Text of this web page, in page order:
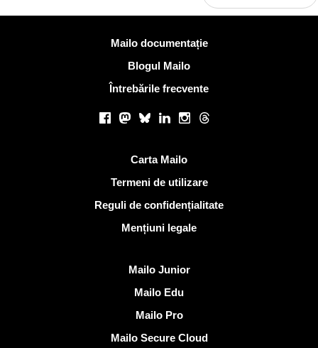
Mailo documentație
Blogul Mailo
Întrebările frecvente
Facebook
Mastodon
BlueskyLinkedInInstagram
Threads
Carta Mailo
Termeni de utilizare
Reguli de confidențialitate
Mențiuni legale
Mailo Junior
Mailo Edu
Mailo Pro
Mailo Secure Cloud